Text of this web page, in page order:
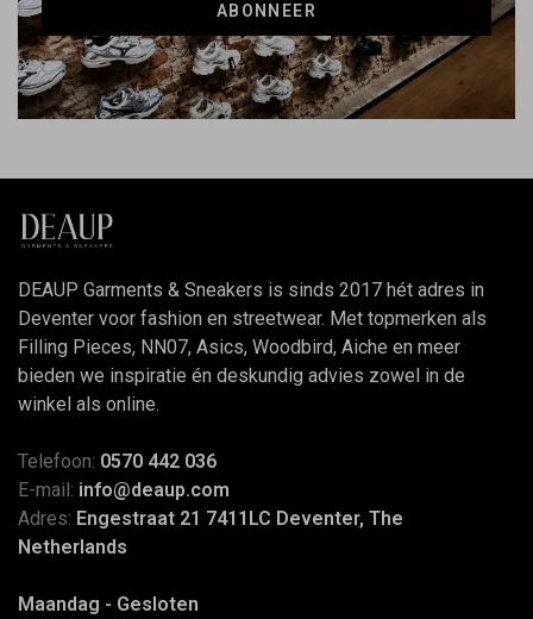
ABONNEER
DEAUP Garments & Sneakers is sinds 2017 hét adres in
Deventer voor fashion en streetwear. Met topmerken als
Filling Pieces, NN07, Asics, Woodbird, Aiche en meer
bieden we inspiratie én deskundig advies zowel in de
winkel als online.
Telefoon: 0570 442 036
E-mail: info@deaup.com
Adres: Engestraat 21 7411LC Deventer, The
Netherlands
Maandag - Gesloten